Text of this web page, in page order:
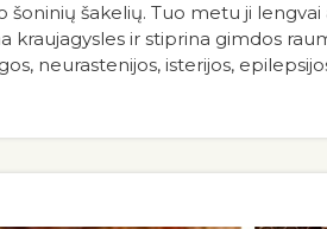
šakelių. Tuo metu ji
kraujagysles ir stiprina gimdos
neurastenijos, isterijos,